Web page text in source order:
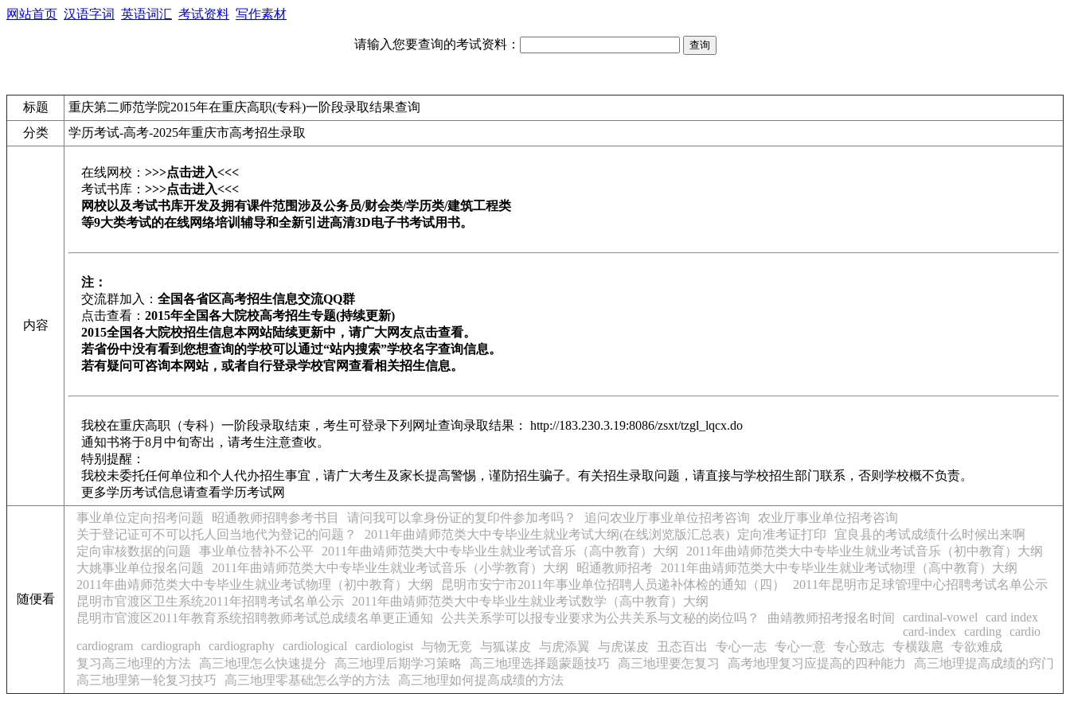
网站首页 汉语字词 英语词汇 考试资料 写作素材
请输入您要查询的考试资料：
标题
重庆第二师范学院2015年在重庆高职(专科)一阶段录取结果查询
分类
学历考试-高考-2025年重庆市高考招生录取
内容
在线网校： >>>点击进入<<<
考试书库： >>>点击进入<<<
网校以及考试书库开发及拥有课件范围涉及公务员/财会类/学历类/建筑工程类
等9大类考试的在线网络培训辅导和全新引进高清3D电子书考试用书。
注：
交流群加入： 全国各省区高考招生信息交流QQ群
点击查看： 2015年全国各大院校高考招生专题(持续更新)
2015全国各大院校招生信息本网站陆续更新中，请广大网友点击查看。
若省份中没有看到您想查询的学校可以通过“站内搜索”学校名字查询信息。
若有疑问可咨询本网站，或者自行登录学校官网查看相关招生信息。
我校在重庆高职（专科）一阶段录取结束，考生可登录下列网址查询录取结果： http://183.230.3.19:8086/zsxt/tzgl_lqcx.do
通知书将于8月中旬寄出，请考生注意查收。
特别提醒：
我校未委托任何单位和个人代办招生事宜，请广大考生及家长提高警惕，谨防招生骗子。有关招生录取问题，请直接与学校招生部门联系，否则学校概不负责。
更多学历考试信息请查看学历考试网
随便看
事业单位定向招考问题 昭通教师招聘参考书目 请问我可以拿身份证的复印件参加考吗？ 追问农业厅事业单位招考咨询
农业厅事业单位招考咨询
关于登记证可不可以托人回当地代为登记的问题？
2011年曲靖师范类大中专毕业生就业考试大纲(在线浏览版汇总表) 定向准考证打印
宜良县的考试成绩什么时候出来啊
定向审核数据的问题
事业单位替补不公平 2011年曲靖师范类大中专毕业生就业考试音乐（高中教育）大纲
2011年曲靖师范类大中专毕业生就业考试音乐（初中教育）大纲
大姚事业单位报名问题
2011年曲靖师范类大中专毕业生就业考试音乐（小学教育）大纲 昭通教师招考
2011年曲靖师范类大中专毕业生就业考试物理（高中教育）大纲
2011年曲靖师范类大中专毕业生就业考试物理（初中教育）大纲
昆明市安宁市2011年事业单位招聘人员递补体检的通知（四）
2011年昆明市足球管理中心招聘考试名单公示
昆明市官渡区卫生系统2011年招聘考试名单公示
2011年曲靖师范类大中专毕业生就业考试数学（高中教育）大纲
昆明市官渡区2011年教育系统招聘教师考试总成绩名单更正通知
公共关系学可以报专业要求为公共关系与文秘的岗位吗？ 曲靖教师招考报名时间 cardinal-vowel
card index
card-index
carding
cardio
cardiogram
cardiograph cardiography cardiological cardiologist 与物无竞 与狐谋皮 与虎添翼 与虎谋皮 丑态百出 专心一志 专心一意 专心致志 专横跋扈
专欲难成
复习高三地理的方法
高三地理怎么快速提分 高三地理后期学习策略 高三地理选择题蒙题技巧 高三地理要怎复习 高考地理复习应提高的四种能力
高三地理提高成绩的窍门
高三地理第一轮复习技巧
高三地理零基础怎么学的方法 高三地理如何提高成绩的方法